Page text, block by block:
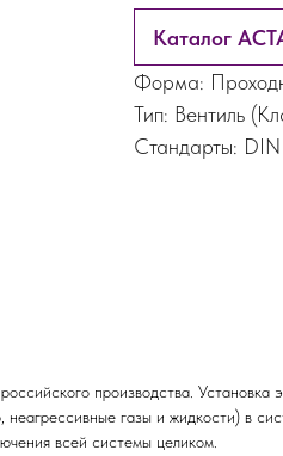
Каталог
Форма:
Тип: Вентиль
Стандарты:
производства. Установка
неагрессивные газы и жидкости) в
всей системы целиком.